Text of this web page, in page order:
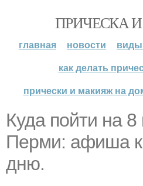
ПРИЧЕСКА
главная новости
виды
как делать
прически и макияж на
Куда пойти на 8
Перми: афиша к
дню.